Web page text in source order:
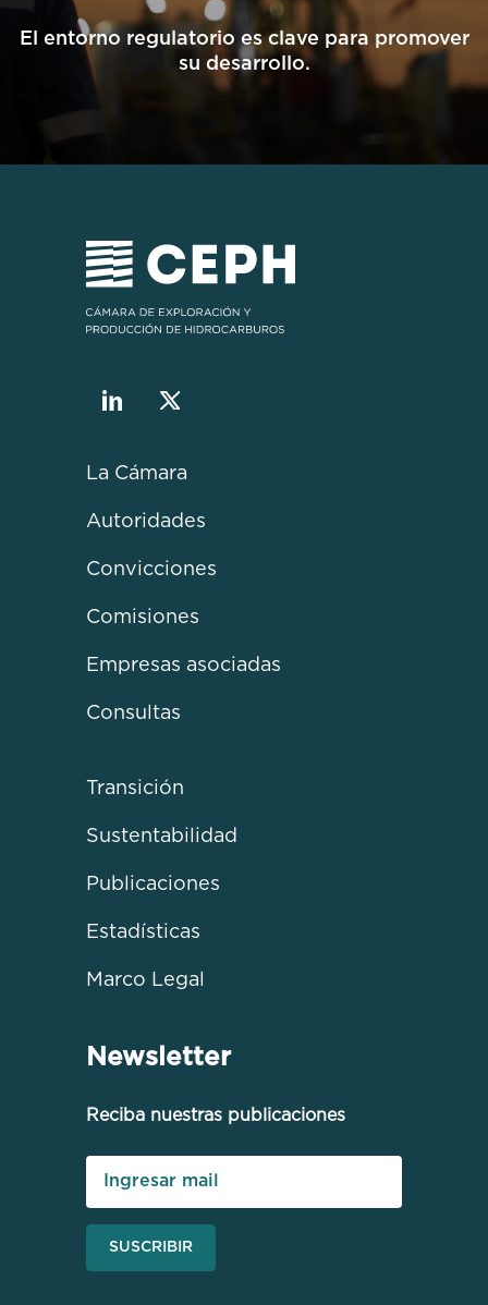
El entorno regulatorio es clave para promover
su desarrollo.
La Cámara
Autoridades
Convicciones
Comisiones
Empresas asociadas
Consultas
Transición
Sustentabilidad
Publicaciones
Estadísticas
Marco Legal
Newsletter
Reciba nuestras publicaciones
SUSCRIBIR